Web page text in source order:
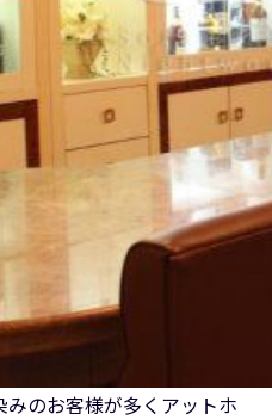
のお客様が多くアットホ